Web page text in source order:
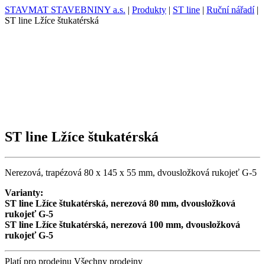
STAVMAT STAVEBNINY a.s. | Produkty | ST line | Ruční nářadí|
ST line Lžíce štukatérská
ST line Lžíce štukatérská
Nerezová, trapézová 80 x 145 x 55 mm, dvousložková rukojeť G-5
Varianty:
ST line Lžíce štukatérská, nerezová 80 mm, dvousložková
rukojeť G-5
ST line Lžíce štukatérská, nerezová 100 mm, dvousložková
rukojeť G-5
Platí pro prodejnu Všechny prodejny